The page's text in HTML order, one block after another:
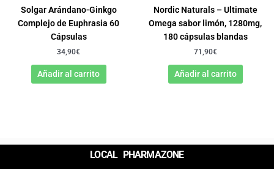
Solgar Arándano-Ginkgo
Complejo de Euphrasia 60
Cápsulas
34,90€
Añadir al carrito
Nordic Naturals – Ultimate
Omega sabor limón, 1280mg,
180 cápsulas blandas
71,90€
Añadir al carrito
LOCAL PHARMAZONE